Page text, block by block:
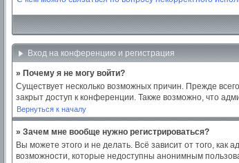
Вход на конференцию и регистрация
» Почему я не могу войти?
Существует несколько возможных причин. Прежде
закрыт доступ к конференции. Также возможно, что
Вернуться к началу
» Зачем мне вообще нужно регистрироваться?
Вы можете этого и не делать. Всё зависит от того,
возможности, которые недоступны анонимным